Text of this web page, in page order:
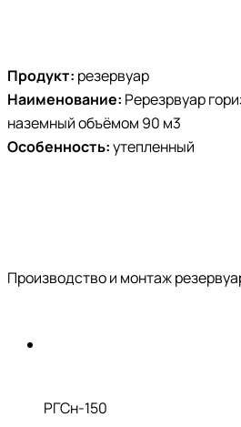
Продукт: резервуар
Наименование: Ререзрвуар
наземный объёмом 90 м3
Особенность:утепленный
Производство и монтаж
РГСн-150